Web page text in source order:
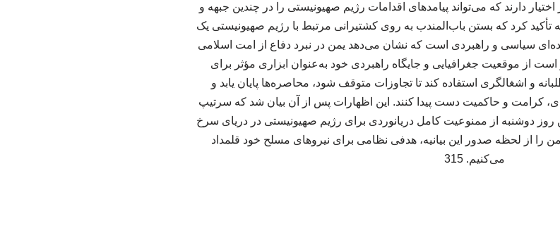
دارند که می‌تواند پیامدهای اقدامات رژیم صهیونیستی را در چندین جبهه و
کرد که بستن باب‌المندب به روی کشتیرانی مرتبط با رژیم صهیونیستی یک
اراده‌ای سیاسی و راهبردی است که نشان می‌دهد یمن در نبرد دفاع از امت اسلامی
از موقعیت جغرافیایی و جایگاه راهبردی خود به‌عنوان ابزاری مؤثر برای
و اشغالگری استفاده کند تا تجاوزات متوقف شود، محاصره‌ها پایان یابد و
کرامت و حاکمیت دست پیدا کنند. این اظهارات پس از آن بیان شد که سرتیپ
دوشنبه از ممنوعیت کامل دریانوردی برای رژیم صهیونیستی در دریای سرخ
را از لحظه صدور این بیانیه، هدفی نظامی برای نیروهای مسلح خود قلمداد
می‌کنیم. 315